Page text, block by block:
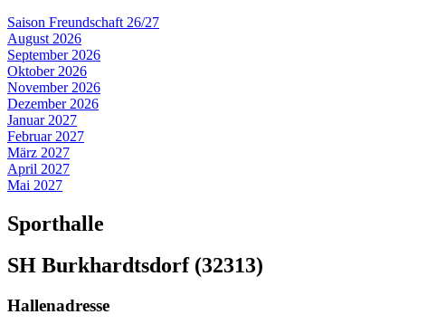
Saison Freundschaft 26/27
August 2026
September 2026
Oktober 2026
November 2026
Dezember 2026
Januar 2027
Februar 2027
März 2027
April 2027
Mai 2027
Sporthalle
SH Burkhardtsdorf (32313)
Hallenadresse